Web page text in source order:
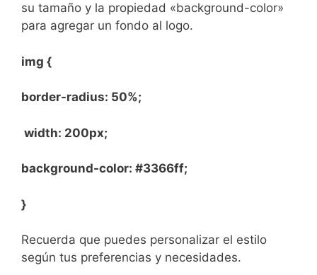
su tamaño⁤ y la​ propiedad «background-color»
para agregar un fondo al logo.
img {
border-radius:​ 50%;
‌ width: 200px;
background-color: #3366ff;
}
Recuerda que puedes personalizar el estilo
según tus preferencias y necesidades. ​